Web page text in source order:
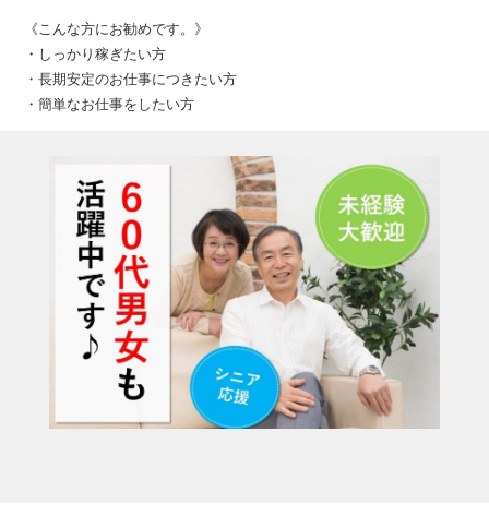
《こんな方にお勧めです。》
・しっかり稼ぎたい方
・長期安定のお仕事につきたい方
・簡単なお仕事をしたい方